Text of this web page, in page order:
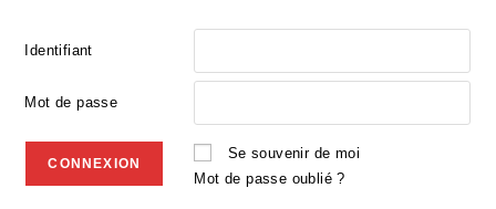
Identifiant
Mot de passe
Se souvenir de moi
Mot de passe oublié ?